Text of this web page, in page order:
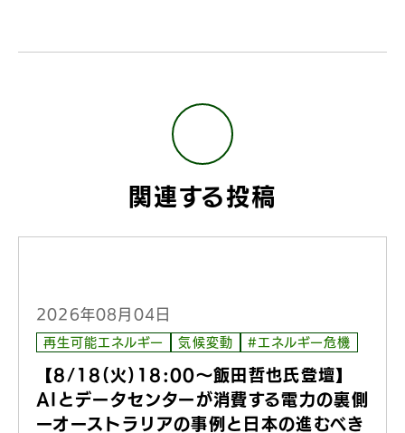
関連する投稿
2026年08月04日
再生可能エネルギー 気候変動 #エネルギー危機
【8/18(火)18:00〜飯田哲也氏登壇】
AIとデータセンターが消費する電力の裏側
ーオーストラリアの事例と日本の進むべき